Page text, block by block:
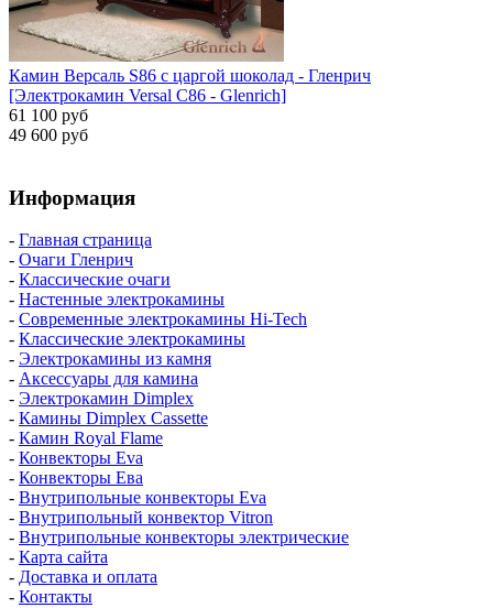
Камин Версаль S86 с царгой шоколад - Гленрич
[Электрокамин Versal С86 - Glenrich]
61 100 руб
49 600 руб
Информация
- Главная страница
- Очаги Гленрич
- Классические очаги
- Настенные электрокамины
- Современные электрокамины Hi-Tech
- Классические электрокамины
- Электрокамины из камня
- Аксессуары для камина
- Электрокамин Dimplex
- Камины Dimplex Cassette
- Камин Royal Flame
- Конвекторы Eva
- Конвекторы Ева
- Внутрипольные конвекторы Eva
- Внутрипольный конвектор Vitron
- Внутрипольные конвекторы электрические
- Карта сайта
- Доставка и оплата
- Контакты